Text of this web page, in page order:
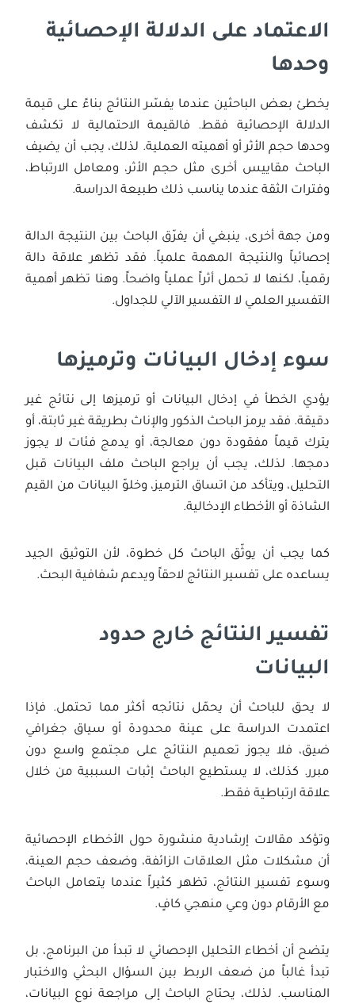
الاعتماد على الدلالة الإحصائية
وحدها
يخطئ بعض الباحثين عندما يفسّر النتائج بناءً على قيمة
الدلالة الإحصائية فقط. فالقيمة الاحتمالية لا تكشف
وحدها حجم الأثر أو أهميته العملية. لذلك، يجب أن يضيف
الباحث مقاييس أخرى مثل حجم الأثر، ومعامل الارتباط،
وفترات الثقة عندما يناسب ذلك طبيعة الدراسة.
ومن جهة أخرى، ينبغي أن يفرّق الباحث بين النتيجة الدالة
إحصائياً والنتيجة المهمة علمياً. فقد تظهر علاقة دالة
رقمياً، لكنها لا تحمل أثراً عملياً واضحاً. وهنا تظهر أهمية
التفسير العلمي لا التفسير الآلي للجداول.
سوء إدخال البيانات وترميزها
يؤدي الخطأ في إدخال البيانات أو ترميزها إلى نتائج غير
دقيقة. فقد يرمز الباحث الذكور والإناث بطريقة غير ثابتة، أو
يترك قيماً مفقودة دون معالجة، أو يدمج فئات لا يجوز
دمجها. لذلك، يجب أن يراجع الباحث ملف البيانات قبل
التحليل، ويتأكد من اتساق الترميز، وخلوّ البيانات من القيم
الشاذة أو الأخطاء الإدخالية.
كما يجب أن يوثّق الباحث كل خطوة، لأن التوثيق الجيد
يساعده على تفسير النتائج لاحقاً ويدعم شفافية البحث.
تفسير النتائج خارج حدود
البيانات
لا يحق للباحث أن يحمّل نتائجه أكثر مما تحتمل. فإذا
اعتمدت الدراسة على عينة محدودة أو سياق جغرافي
ضيق، فلا يجوز تعميم النتائج على مجتمع واسع دون
مبرر. كذلك، لا يستطيع الباحث إثبات السببية من خلال
علاقة ارتباطية فقط.
وتؤكد مقالات إرشادية منشورة حول الأخطاء الإحصائية
أن مشكلات مثل العلاقات الزائفة، وضعف حجم العينة،
وسوء تفسير النتائج، تظهر كثيراً عندما يتعامل الباحث
مع الأرقام دون وعي منهجي كافٍ.
يتضح أن أخطاء التحليل الإحصائي لا تبدأ من البرنامج، بل
تبدأ غالباً من ضعف الربط بين السؤال البحثي والاختبار
المناسب. لذلك، يحتاج الباحث إلى مراجعة نوع البيانات،